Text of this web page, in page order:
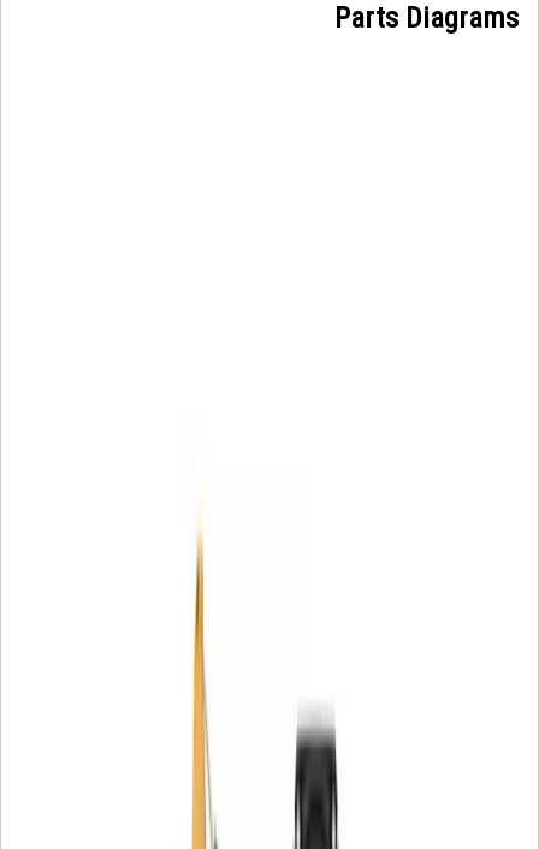
Parts Diagrams